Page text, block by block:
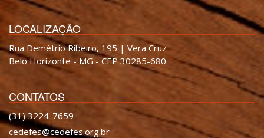
LOCALIZAÇÃO
Rua Demétrio Ribeiro, 195 | Vera Cruz
Belo Horizonte - MG - CEP 30285-680
CONTATOS
(31) 3224-7659
cedefes@cedefes.org.br